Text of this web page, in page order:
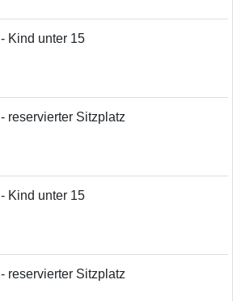
- Kind unter 15
- reservierter Sitzplatz
- Kind unter 15
- reservierter Sitzplatz